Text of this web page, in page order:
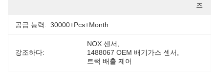
즈
공급 능력: 30000+Pcs+Month
강조하다:
NOX 센서
1488067 OEM 배기가스 센서
트럭 배출 제어